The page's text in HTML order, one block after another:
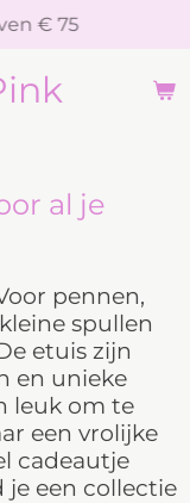
€ 75
al je
pennen,
spullen
etuis zijn
en unieke
leuk om te
een vrolijke
cadeautje
je een collectie